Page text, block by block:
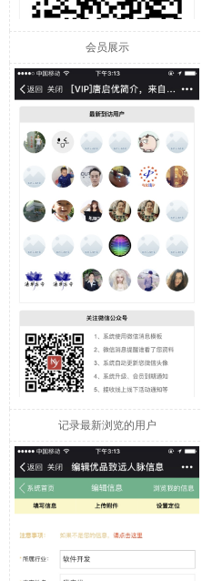
会员展示
记录最新浏览的用户